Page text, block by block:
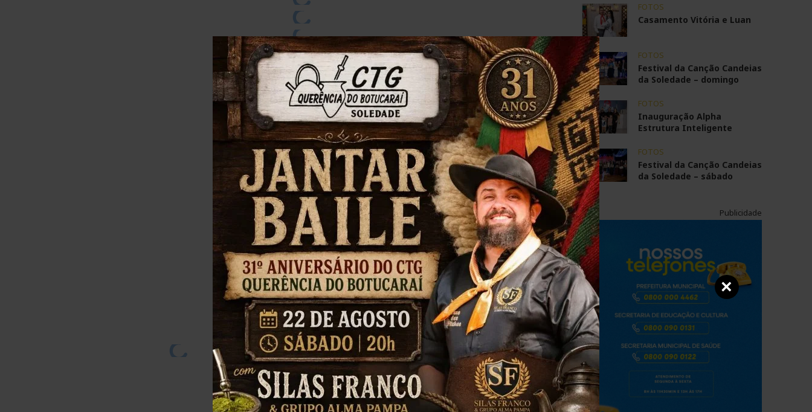
FOTOS
Casamento Vitória e Luan
FOTOS
Festival da Canção Candeias
da Soledade – domingo
FOTOS
Inauguração Alpha
Estrutura Inteligente
FOTOS
Festival da Canção Candeias
da Soledade – sábado
Publicidade
×